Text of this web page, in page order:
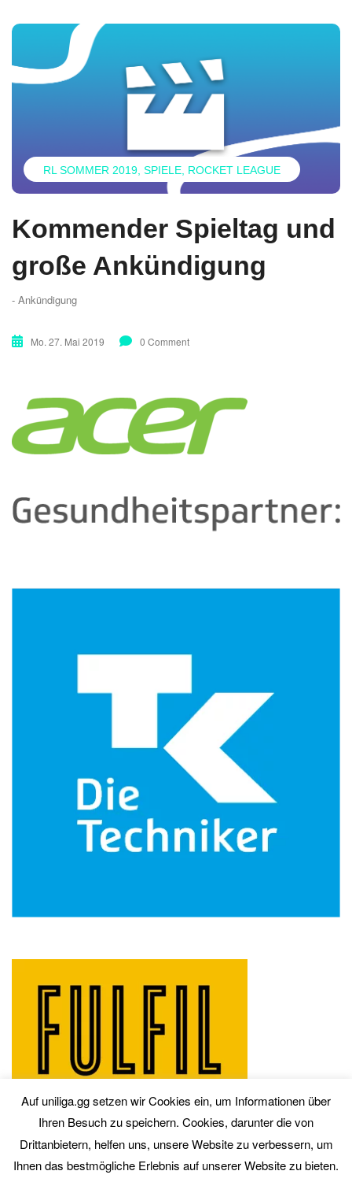
RL SOMMER 2019 SPIELE ROCKET LEAGUE
Kommender Spieltag und
große Ankündigung
- Ankündigung
Mo. 27. Mai 2019 0 Comment
Auf uniliga.gg setzen wir Cookies ein, um Informationen über
Ihren Besuch zu speichern. Cookies, darunter die von
Drittanbietern, helfen uns, unsere Website zu verbessern, um
Ihnen das bestmögliche Erlebnis auf unserer Website zu bieten.